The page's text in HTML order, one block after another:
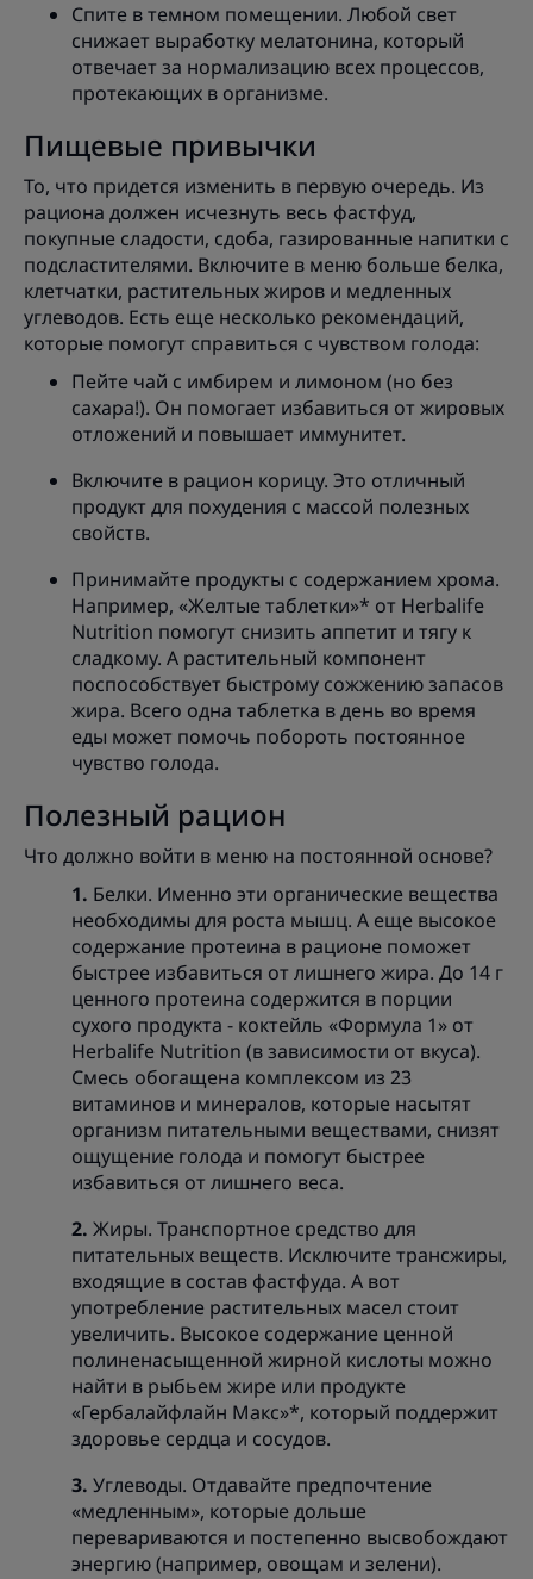
Спите в темном помещении. Любой свет
снижает выработку мелатонина, который
отвечает за нормализацию всех процессов,
протекающих в организме.
Пищевые привычки
То, что придется изменить в первую очередь. Из
рациона должен исчезнуть весь фастфуд,
покупные сладости, сдоба, газированные напитки с
подсластителями. Включите в меню больше белка,
клетчатки, растительных жиров и медленных
углеводов. Есть еще несколько рекомендаций,
которые помогут справиться с чувством голода:
Пейте чай с имбирем и лимоном (но без
сахара!). Он помогает избавиться от жировых
отложений и повышает иммунитет.
Включите в рацион корицу. Это отличный
продукт для похудения с массой полезных
свойств.
Принимайте продукты с содержанием хрома.
Например, «Желтые таблетки»* от Herbalife
Nutrition помогут снизить аппетит и тягу к
сладкому. А растительный компонент
поспособствует быстрому сожжению запасов
жира. Всего одна таблетка в день во время
еды может помочь побороть постоянное
чувство голода.
Полезный рацион
Что должно войти в меню на постоянной основе?
Белки. Именно эти органические вещества
необходимы для роста мышц. А еще высокое
содержание протеина в рационе поможет
быстрее избавиться от лишнего жира. До 14 г
ценного протеина содержится в порции
сухого продукта - коктейль «Формула 1» от
Herbalife Nutrition (в зависимости от вкуса).
Смесь обогащена комплексом из 23
витаминов и минералов, которые насытят
организм питательными веществами, снизят
ощущение голода и помогут быстрее
избавиться от лишнего веса.
Жиры. Транспортное средство для
питательных веществ. Исключите трансжиры,
входящие в состав фастфуда. А вот
употребление растительных масел стоит
увеличить. Высокое содержание ценной
полиненасыщенной жирной кислоты можно
найти в рыбьем жире или продукте
«Гербалайфлайн Макс»*, который поддержит
здоровье сердца и сосудов.
Углеводы. Отдавайте предпочтение
«медленным», которые дольше
перевариваются и постепенно высвобождают
энергию (например, овощам и зелени).